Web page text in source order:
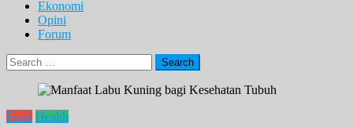
Ekonomi
Opini
Forum
Search
for:
Food Health